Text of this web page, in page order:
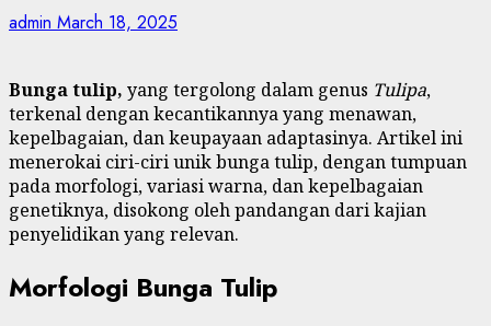
admin March 18, 2025
Bunga tulip, yang tergolong dalam genus Tulipa,
terkenal dengan kecantikannya yang menawan,
kepelbagaian, dan keupayaan adaptasinya. Artikel ini
menerokai ciri-ciri unik bunga tulip, dengan tumpuan
pada morfologi, variasi warna, dan kepelbagaian
genetiknya, disokong oleh pandangan dari kajian
penyelidikan yang relevan.
Morfologi Bunga Tulip